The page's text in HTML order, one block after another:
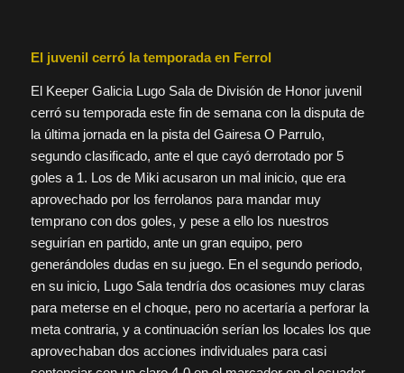
El juvenil cerró la temporada en Ferrol
El Keeper Galicia Lugo Sala de División de Honor juvenil
cerró su temporada este fin de semana con la disputa de
la última jornada en la pista del Gairesa O Parrulo,
segundo clasificado, ante el que cayó derrotado por 5
goles a 1. Los de Miki acusaron un mal inicio, que era
aprovechado por los ferrolanos para mandar muy
temprano con dos goles, y pese a ello los nuestros
seguirían en partido, ante un gran equipo, pero
generándoles dudas en su juego. En el segundo periodo,
en su inicio, Lugo Sala tendría dos ocasiones muy claras
para meterse en el choque, pero no acertaría a perforar la
meta contraria, y a continuación serían los locales los que
aprovechaban dos acciones individuales para casi